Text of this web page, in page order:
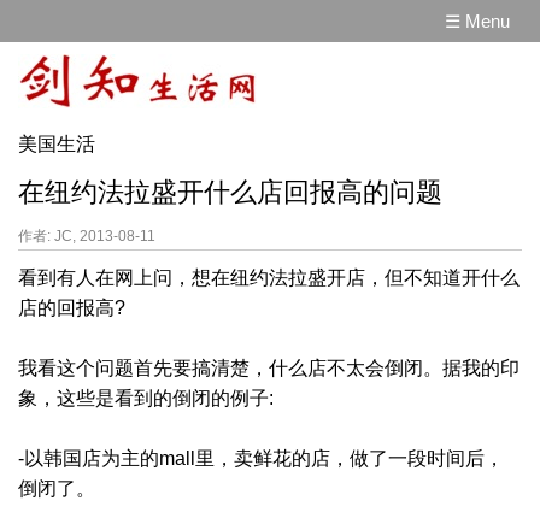
☰ Menu
美国生活
在纽约法拉盛开什么店回报高的问题
作者: JC, 2013-08-11
看到有人在网上问，想在纽约法拉盛开店，但不知道开什么
店的回报高?
我看这个问题首先要搞清楚，什么店不太会倒闭。据我的印
象，这些是看到的倒闭的例子:
-以韩国店为主的mall里，卖鲜花的店，做了一段时间后，
倒闭了。